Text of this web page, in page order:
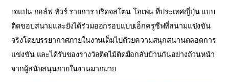
เจแปน กอล์ฟ ทัวร์ รายการ บริดจสโตน โอเพ่น ที่ประเทศญี่ปุ่น แบบ
ติดขอบสนามและยังได้ร่วมออกรอบแบบเอ็กครูซีฟที่สนามแข่งขัน
จริงโดยบรรยากาศภายในงานเต็มไปด้วยความสนุกสนานตลอดการ
แข่งขัน และได้รับของรางวัลติดไม้ติดมือกลับบ้านกันอย่างถ้วนหน้า
จากผู้สนับสนุนภายในงานมากมาย